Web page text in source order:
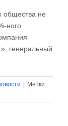
общества не
ного
генеральный
Метки: